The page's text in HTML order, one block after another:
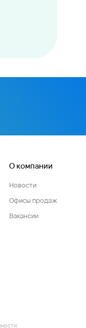
О компании
Новости
Офисы продаж
Вакансии